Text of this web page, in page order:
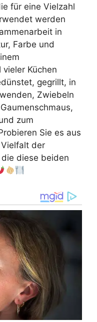
für eine Vielzahl
werden
in
Farbe und
Küchen
gegrillt, in
Zwiebeln
zum
Sie es aus
der
diese beiden